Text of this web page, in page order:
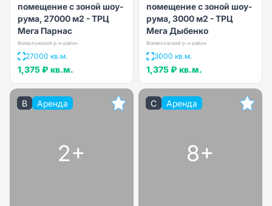
помещение с зоной шоу-
рума, 27000 м2 - ТРЦ
Мега Парнас
Всеволожский р-н район
27000 кв.м.
1,375 ₽ кв.м.
помещение с зоной шоу-
рума, 3000 м2 - ТРЦ
Мега Дыбенко
Всеволожский р-н район
3000 кв.м.
1,375 ₽ кв.м.
B Аренда
2+
C Аренда
8+